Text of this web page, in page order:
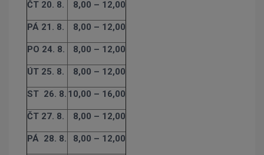
ČT 20. 8. 8,00 – 12,00
PÁ 21. 8. 8,00 – 12,00
PO 24. 8. 8,00 – 12,00
ÚT 25. 8. 8,00 – 12,00
ST 26. 8. 10,00 – 16,00
ČT 27. 8. 8,00 – 12,00
PÁ 28. 8. 8,00 – 12,00